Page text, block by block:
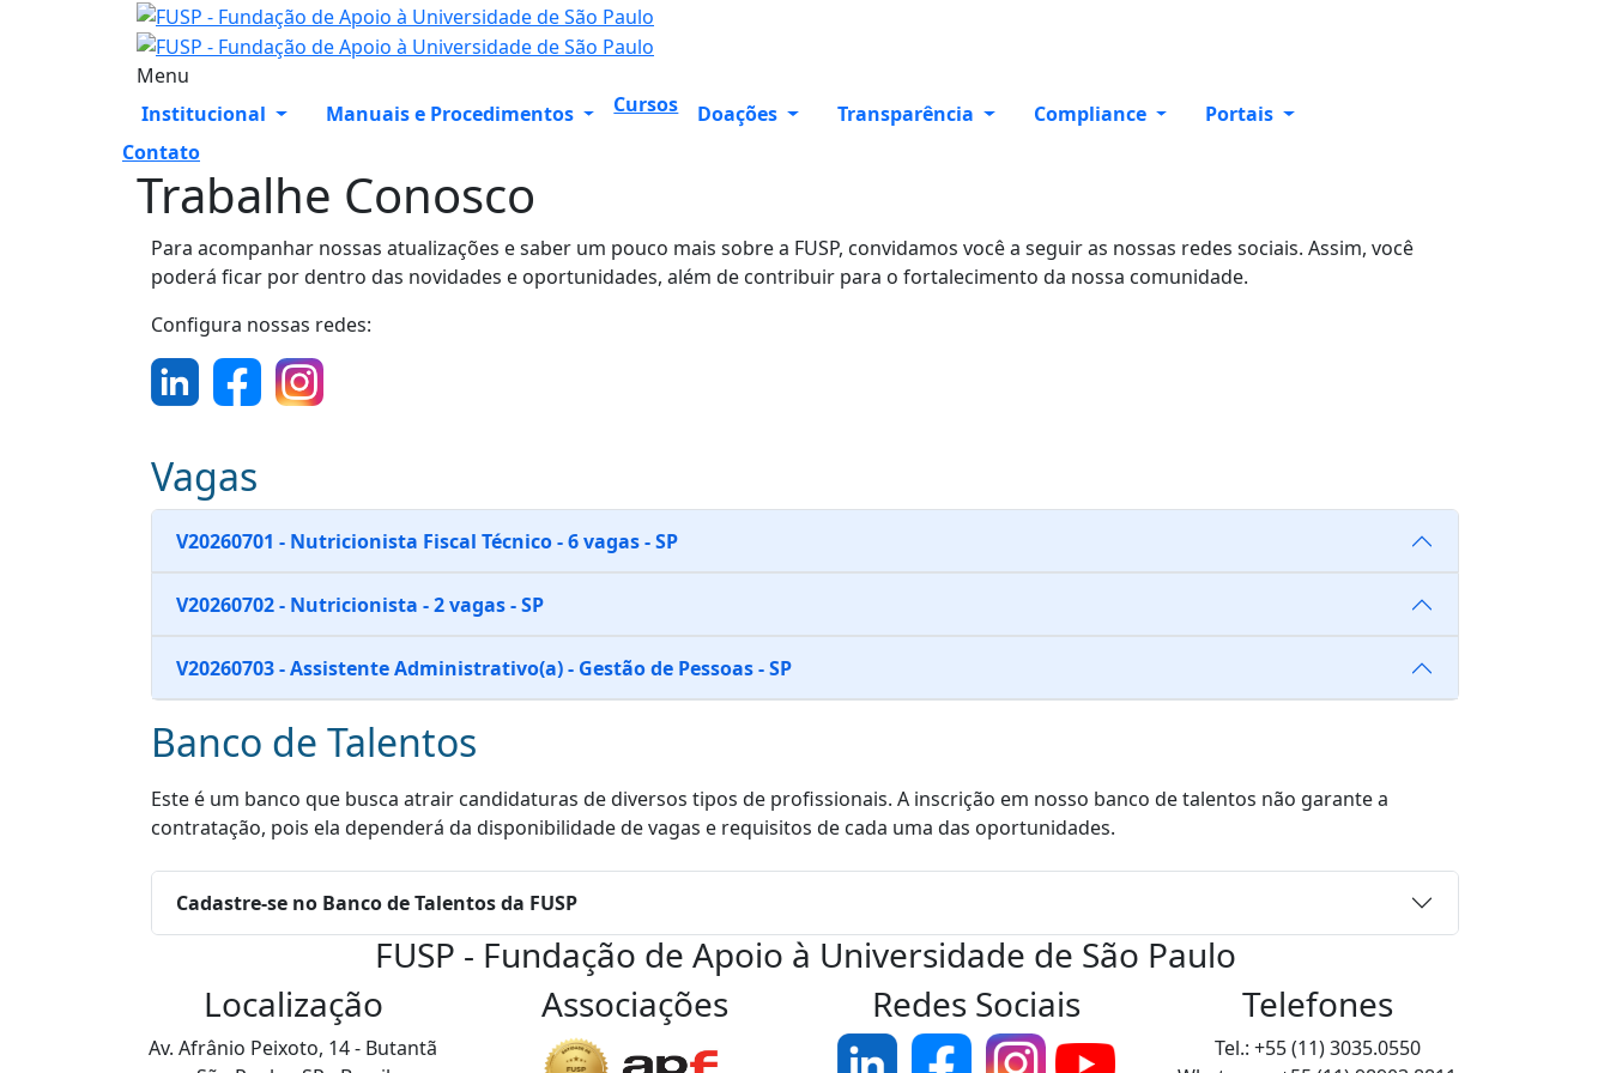
Menu
Institucional
Manuais e Procedimentos Cursos Doações Transparência Compliance
Portais
Contato
Trabalhe Conosco
Para acompanhar nossas atualizações e saber um pouco mais sobre a FUSP, convidamos você a seguir as nossas redes sociais. Assim, você
poderá ficar por dentro das novidades e oportunidades, além de contribuir para o fortalecimento da nossa comunidade.
Configura nossas redes:
Vagas
V20260701 - Nutricionista Fiscal Técnico - 6 vagas - SP
V20260702 - Nutricionista - 2 vagas - SP
V20260703 - Assistente Administrativo(a) - Gestão de Pessoas - SP
Banco de Talentos
Este é um banco que busca atrair candidaturas de diversos tipos de profissionais. A inscrição em nosso banco de talentos não garante a
contratação, pois ela dependerá da disponibilidade de vagas e requisitos de cada uma das oportunidades.
Cadastre-se no Banco de Talentos da FUSP
FUSP - Fundação de Apoio à Universidade de São Paulo
Localização
Av. Afrânio Peixoto, 14 - Butantã
Associações Redes Sociais Telefones
Tel.: +55 (11) 3035.0550